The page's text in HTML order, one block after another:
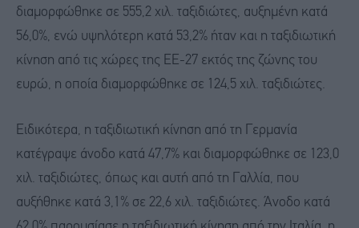
διαμορφώθηκε σε 555,2 χιλ. ταξιδιώτες, αυξημένη κατά
56,0%, ενώ υψηλότερη κατά 53,2% ήταν και η ταξιδιωτική
κίνηση από τις χώρες της ΕΕ-27 εκτός της ζώνης του
ευρώ, η οποία διαμορφώθηκε σε 124,5 χιλ. ταξιδιώτες.
Ειδικότερα, η ταξιδιωτική κίνηση από τη Γερμανία
κατέγραψε άνοδο κατά 47,7% και διαμορφώθηκε σε 123,0
χιλ. ταξιδιώτες, όπως και αυτή από τη Γαλλία, που
αυξήθηκε κατά 3,1% σε 22,6 χιλ. ταξιδιώτες. Άνοδο κατά